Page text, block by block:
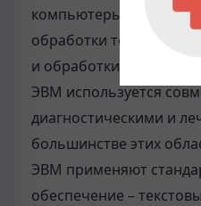
компьютеры в
обработки текстовой
и обработки баз
ЭВМ используется
диагностическими и
большинстве этих
ЭВМ применяют
обеспечение –